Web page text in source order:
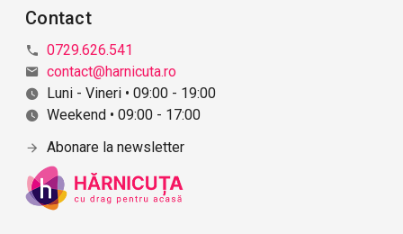
Contact
0729.626.541
contact@harnicuta.ro
Luni - Vineri • 09:00 - 19:00
Weekend • 09:00 - 17:00
Abonare la newsletter